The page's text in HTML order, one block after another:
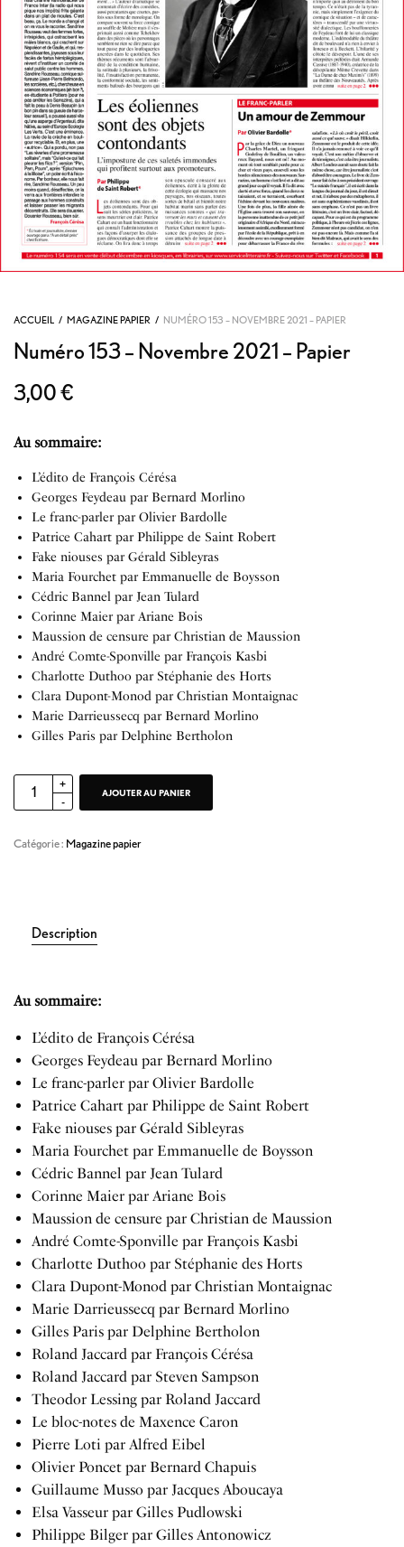
ACCUEIL / MAGAZINE PAPIER / NUMÉRO 153 – NOVEMBRE 2021 – PAPIER
Numéro 153 – Novembre 2021 – Papier
3,00€
Au sommaire:
L’édito de François Cérésa
Georges Feydeau par Bernard Morlino
Le franc-parler par Olivier Bardolle
Patrice Cahart par Philippe de Saint Robert
Fake niouses par Gérald Sibleyras
Maria Fourchet par Emmanuelle de Boysson
Cédric Bannel par Jean Tulard
Corinne Maier par Ariane Bois
Maussion de censure par Christian de Maussion
André Comte-Sponville par François Kasbi
Charlotte Duthoo par Stéphanie des Horts
Clara Dupont-Monod par Christian Montaignac
Marie Darrieussecq par Bernard Morlino
Gilles Paris par Delphine Bertholon
AJOUTER AU PANIER
Catégorie : Magazine papier
Description
Au sommaire:
L’édito de François Cérésa
Georges Feydeau par Bernard Morlino
Le franc-parler par Olivier Bardolle
Patrice Cahart par Philippe de Saint Robert
Fake niouses par Gérald Sibleyras
Maria Fourchet par Emmanuelle de Boysson
Cédric Bannel par Jean Tulard
Corinne Maier par Ariane Bois
Maussion de censure par Christian de Maussion
André Comte-Sponville par François Kasbi
Charlotte Duthoo par Stéphanie des Horts
Clara Dupont-Monod par Christian Montaignac
Marie Darrieussecq par Bernard Morlino
Gilles Paris par Delphine Bertholon
Roland Jaccard par François Cérésa
Roland Jaccard par Steven Sampson
Theodor Lessing par Roland Jaccard
Le bloc-notes de Maxence Caron
Pierre Loti par Alfred Eibel
Olivier Poncet par Bernard Chapuis
Guillaume Musso par Jacques Aboucaya
Elsa Vasseur par Gilles Pudlowski
Philippe Bilger par Gilles Antonowicz